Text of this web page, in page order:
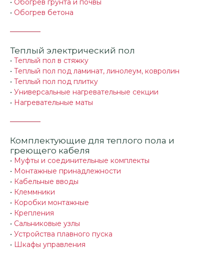
• Обогрев грунта и почвы
• Обогрев бетона
Теплый электрический пол
• Теплый пол в стяжку
• Теплый пол под ламинат, линолеум, ковролин
• Теплый пол под плитку
• Универсальные нагревательные секции
• Нагревательные маты
Комплектующие для теплого пола и
греющего кабеля
• Муфты и соединительные комплекты
• Монтажные принадлежности
• Кабельные вводы
• Клеммники
• Коробки монтажные
• Крепления
• Сальниковые узлы
• Устройства плавного пуска
• Шкафы управления